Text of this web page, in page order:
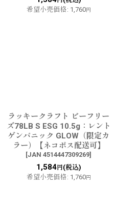
希望小売価格: 1,760円
ラッキークラフト ビーフリー
ズ78LB S ESG 10.5g：レント
ゲンパニック GLOW（限定カ
ラー）【ネコポス配送可】
[JAN 4514447309269]
1,584円(税込)
希望小売価格: 1,760円